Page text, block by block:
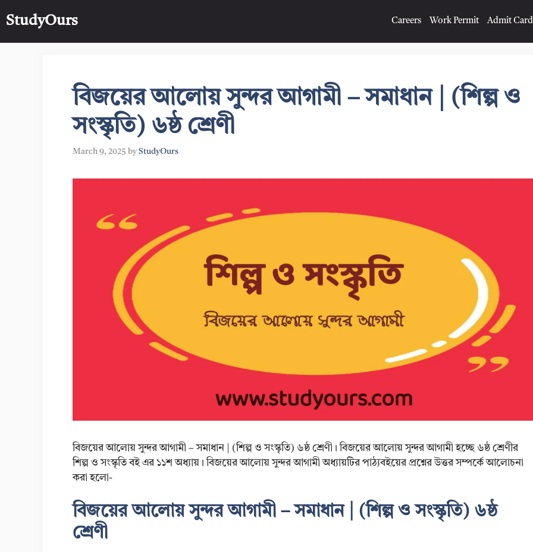
toStudyOurs Careers Work Permit Admit Card
বিজয়ের আলোয় সুন্দর আগামী – সমাধান | (শিল্প ও
সংস্কৃতি) ৬ষ্ঠ শ্রেণী
March 9, 2025 by StudyOurs
বিজয়ের আলোয় সুন্দর আগামী – সমাধান | (শিল্প ও সংস্কৃতি) ৬ষ্ঠ শ্রেণী। বিজয়ের আলোয় সুন্দর আগামী হচ্ছে ৬ষ্ঠ শ্রেণীর
শিল্প ও সংস্কৃতি বই এর ১১শ অধ্যায়। বিজয়ের আলোয় সুন্দর আগামী অধ্যায়টির পাঠ্যবইয়ের প্রশ্নের উত্তর সম্পর্কে আলোচনা
করা হলো-
বিজয়ের আলোয় সুন্দর আগামী – সমাধান | (শিল্প ও সংস্কৃতি) ৬ষ্ঠ
শ্রেণী